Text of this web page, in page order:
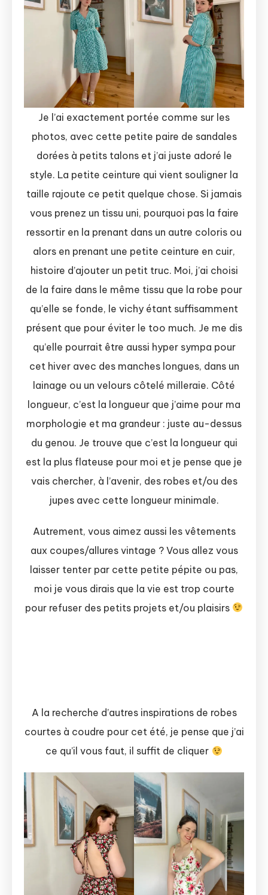
Je l’ai exactement portée comme sur les
photos, avec cette petite paire de sandales
dorées à petits talons et j’ai juste adoré le
style. La petite ceinture qui vient souligner la
taille rajoute ce petit quelque chose. Si jamais
vous prenez un tissu uni, pourquoi pas la faire
ressortir en la prenant dans un autre coloris ou
alors en prenant une petite ceinture en cuir,
histoire d’ajouter un petit truc. Moi, j’ai choisi
de la faire dans le même tissu que la robe pour
qu’elle se fonde, le vichy étant suffisamment
présent que pour éviter le too much. Je me dis
qu’elle pourrait être aussi hyper sympa pour
cet hiver avec des manches longues, dans un
lainage ou un velours côtelé milleraie. Côté
longueur, c’est la longueur que j’aime pour ma
morphologie et ma grandeur : juste au-dessus
du genou. Je trouve que c’est la longueur qui
est la plus flateuse pour moi et je pense que je
vais chercher, à l’avenir, des robes et/ou des
jupes avec cette longueur minimale.
Autrement, vous aimez aussi les vêtements
aux coupes/allures vintage ? Vous allez vous
laisser tenter par cette petite pépite ou pas,
moi je vous dirais que la vie est trop courte
pour refuser des petits projets et/ou plaisirs
A la recherche d’autres inspirations de robes
courtes à coudre pour cet été, je pense que j’ai
ce qu’il vous faut, il suffit de cliquer